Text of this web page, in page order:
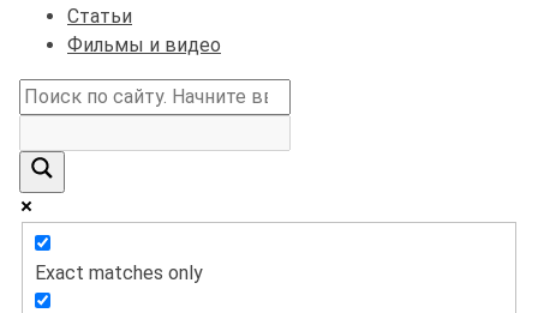
Статьи
Фильмы и видео
Exact matches only